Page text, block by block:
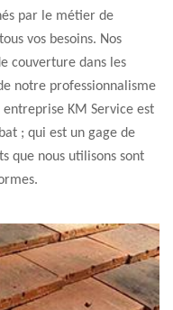
par le métier de
vos besoins. Nos
couverture dans les
notre professionnalisme
KM Service est
; qui est un gage de
que nous utilisons sont